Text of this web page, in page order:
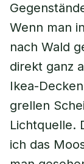
Wenn man
nach Wald
direkt ganz
Ikea-
grellen
Lichtquelle.
ich das